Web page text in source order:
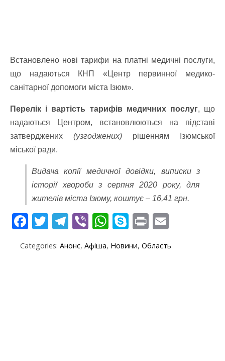
Встановлено нові тарифи на платні медичні послуги,
що надаються КНП «Центр первинної медико-
санітарної допомоги міста Ізюм».
Перелік і вартість тарифів медичних послуг, що
надаються Центром, встановлюються на підставі
затверджених (узгоджених) рішенням Ізюмської
міської ради.
Видача копії медичної довідки, виписки з
історії хвороби з серпня 2020 року, для
жителів міста Ізюму, коштує – 16,41 грн.
F
e
T
itt
T
e
Vi
b
er
W
at
S
y
Pr
in
t ai
Categories: Анонс, Афіша, Новини, Область